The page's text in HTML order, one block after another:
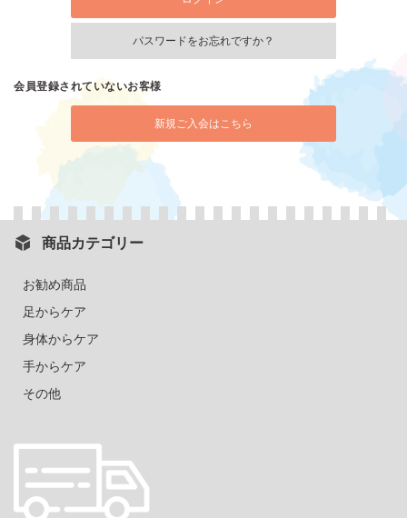
パスワードをお忘れですか？
会員登録されていないお客様
新規ご入会はこちら
商品カテゴリー
お勧め商品
足からケア
身体からケア
手からケア
その他